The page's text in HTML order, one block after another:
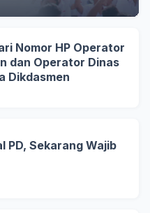
Nomor HP Operator
dan Operator Dinas
Dikdasmen
PD, Sekarang Wajib